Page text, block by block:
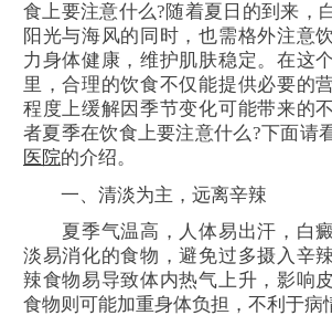
食上要注意什么?随着夏日的到来，
阳光与海风的同时，也需格外注意
力身体健康，维护肌肤稳定。在这
里，合理的饮食不仅能提供必要的
程度上缓解因季节变化可能带来的
者夏季在饮食上要注意什么?下面请
医院的介绍。
一、清淡为主，远离辛辣
夏季气温高，人体易出汗，白癜
淡易消化的食物，避免过多摄入辛
辣食物易导致体内热气上升，影响
食物则可能加重身体负担，不利于病